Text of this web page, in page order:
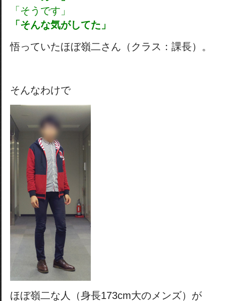
「そうです」
「そんな気がしてた」
悟っていたほぼ嶺二さん（クラス：課長）。
そんなわけで
ほぼ嶺二な人（身長173cm大のメンズ）が